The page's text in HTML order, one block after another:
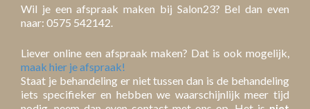
Wil je een afspraak maken bij Salon23? Bel dan even
naar: 0575 542142.
Liever online een afspraak maken? Dat is ook mogelijk,
maak hier je afspraak!
Staat je behandeling er niet tussen dan is de behandeling
iets specifieker en hebben we waarschijnlijk meer tijd